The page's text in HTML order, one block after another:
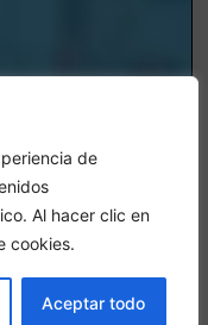
de
Al hacer clic en
cookies.
Aceptar todo
nella stessa stanza
PRENOTA